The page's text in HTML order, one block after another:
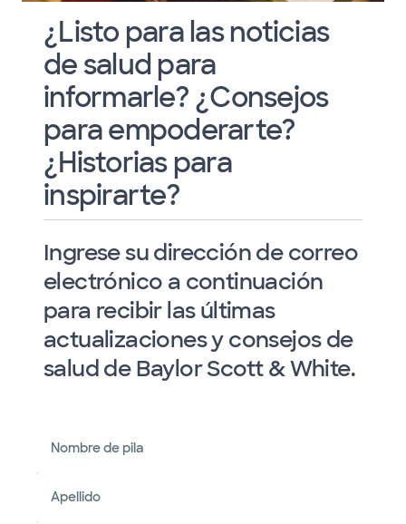
¿Listo para las noticias
de salud para
informarle? ¿Consejos
para empoderarte?
¿Historias para
inspirarte?
Ingrese su dirección de correo
electrónico a continuación
para recibir las últimas
actualizaciones y consejos de
salud de Baylor Scott & White.
Nombre de pila
Apellido